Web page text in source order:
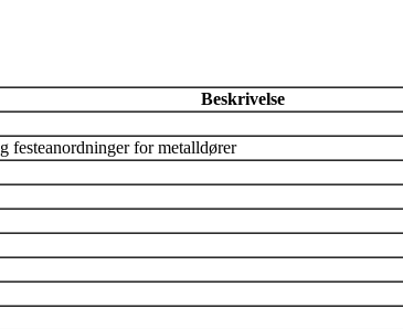
Beskrivelse
festeanordninger for metalldører